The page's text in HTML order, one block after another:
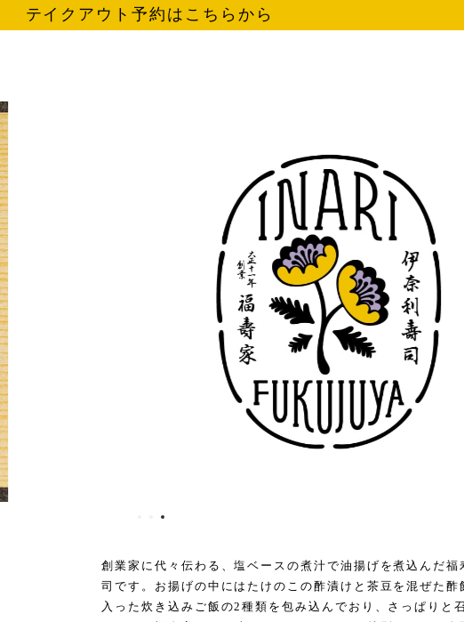
テイクアウト予約はこちらから
創業家に代々伝わる、塩ベースの煮汁で油揚げを煮込んだ福
司です。お揚げの中にはたけのこの酢漬けと茶豆を混ぜた酢
入った炊き込みご飯の2種類を包み込んでおり、さっぱりと